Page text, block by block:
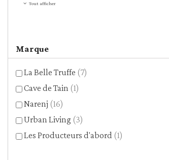
Tout afficher
Marque
La Belle Truffe (7)
Cave de Tain (1)
Narenj (16)
Urban Living (3)
Les Producteurs d'abord (1)